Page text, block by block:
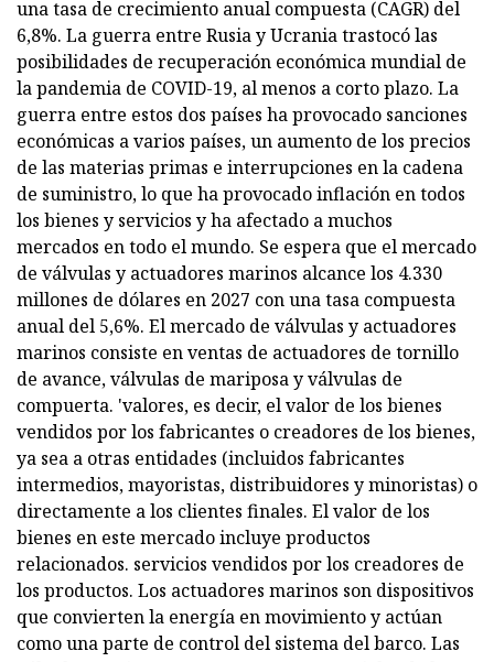
una tasa de crecimiento anual compuesta (CAGR) del
6,8%. La guerra entre Rusia y Ucrania trastocó las
posibilidades de recuperación económica mundial de
la pandemia de COVID-19, al menos a corto plazo. La
guerra entre estos dos países ha provocado sanciones
económicas a varios países, un aumento de los precios
de las materias primas e interrupciones en la cadena
de suministro, lo que ha provocado inflación en todos
los bienes y servicios y ha afectado a muchos
mercados en todo el mundo. Se espera que el mercado
de válvulas y actuadores marinos alcance los 4.330
millones de dólares en 2027 con una tasa compuesta
anual del 5,6%. El mercado de válvulas y actuadores
marinos consiste en ventas de actuadores de tornillo
de avance, válvulas de mariposa y válvulas de
compuerta. 'valores, es decir, el valor de los bienes
vendidos por los fabricantes o creadores de los bienes,
ya sea a otras entidades (incluidos fabricantes
intermedios, mayoristas, distribuidores y minoristas) o
directamente a los clientes finales. El valor de los
bienes en este mercado incluye productos
relacionados. servicios vendidos por los creadores de
los productos. Los actuadores marinos son dispositivos
que convierten la energía en movimiento y actúan
como una parte de control del sistema del barco. Las